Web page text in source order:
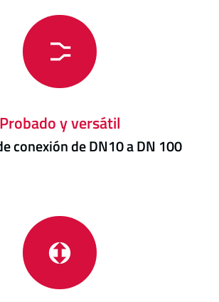
Probado y versátil
conexión de DN10 a DN 100